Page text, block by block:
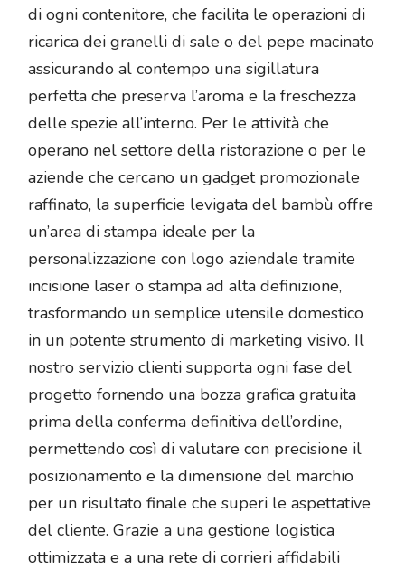
di ogni contenitore, che facilita le operazioni di
ricarica dei granelli di sale o del pepe macinato
assicurando al contempo una sigillatura
perfetta che preserva l’aroma e la freschezza
delle spezie all’interno. Per le attività che
operano nel settore della ristorazione o per le
aziende che cercano un gadget promozionale
raffinato, la superficie levigata del bambù offre
un’area di stampa ideale per la
personalizzazione con logo aziendale tramite
incisione laser o stampa ad alta definizione,
trasformando un semplice utensile domestico
in un potente strumento di marketing visivo. Il
nostro servizio clienti supporta ogni fase del
progetto fornendo una bozza grafica gratuita
prima della conferma definitiva dell’ordine,
permettendo così di valutare con precisione il
posizionamento e la dimensione del marchio
per un risultato finale che superi le aspettative
del cliente. Grazie a una gestione logistica
ottimizzata e a una rete di corrieri affidabili